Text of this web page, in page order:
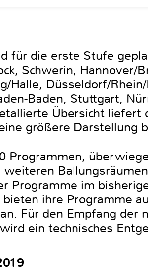
für die erste Stufe
Schwerin, Hannover/
Halle, Düsseldorf/
Baden, Stuttgart,
Übersicht liefert
größere Darstellung
Programmen,
weiteren
Programme im
ihre Programme
Für den Empfang der
ein technisches